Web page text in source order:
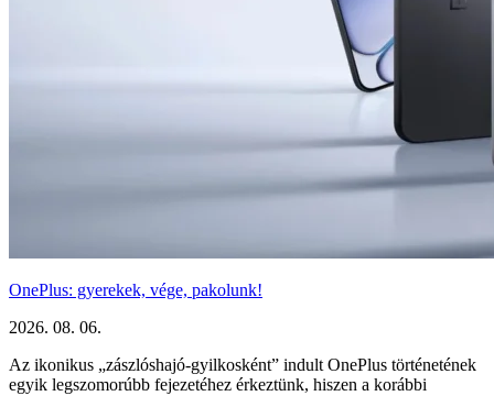
OnePlus: gyerekek, vége, pakolunk!
2026. 08. 06.
Az ikonikus „zászlóshajó-gyilkosként” indult OnePlus történetének
egyik legszomorúbb fejezetéhez érkeztünk, hiszen a korábbi